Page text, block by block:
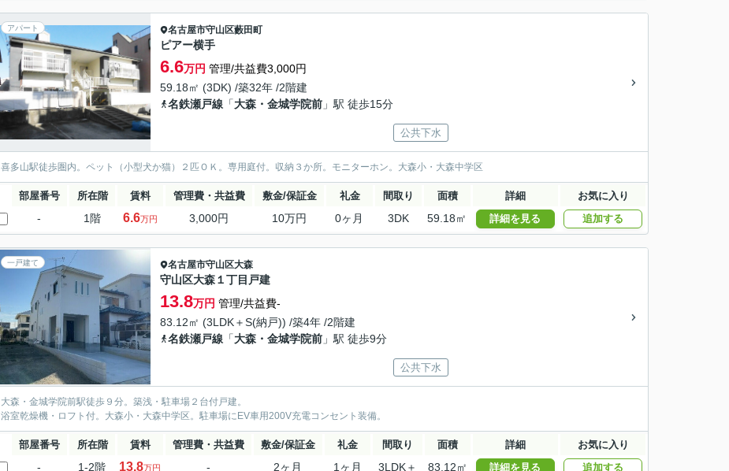
アパート 名古屋市守山区藪田町
ピアー横手
6.6万円 管理/共益費3,000円
59.18㎡ (3DK) /築32年 /2階建
名鉄瀬戸線 「大森・金城学院前 」駅 徒歩15分
公共下水
喜多山駅徒歩圏内。ペット（小型犬か猫）２匹ＯＫ。専用庭付。収納３か所。モニターホン。大森小・大森中学区
部屋番号 所在階 賃料 管理費・共益費 敷金/保証金 礼金 間取り 面積 詳細 お気に入り
- 1階 6.6万円 3,000円 10万円 0ヶ月 3DK 59.18㎡ 詳細を見る 追加する
一戸建て 名古屋市守山区大森
守山区大森１丁目戸建
13.8万円 管理/共益費-
83.12㎡ (3LDK＋S(納戸)) /築4年 /2階建
名鉄瀬戸線 「大森・金城学院前 」駅 徒歩9分
公共下水
大森・金城学院前駅徒歩９分。築浅・駐車場２台付戸建。
浴室乾燥機・ロフト付。大森小・大森中学区。駐車場にEV車用200V充電コンセント装備。
部屋番号 所在階 賃料 管理費・共益費 敷金/保証金 礼金 間取り 面積 詳細 お気に入り
- 1-2階 13.8万円 - 2ヶ月 1ヶ月
3LDK＋
83.12㎡ 詳細を見る 追加する